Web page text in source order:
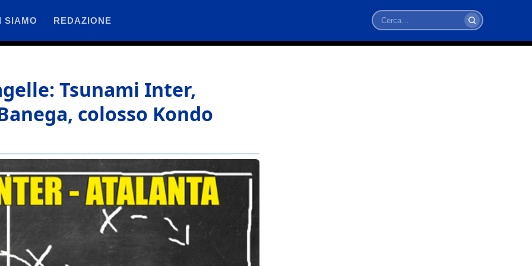
SIAMO REDAZIONE
Cerca
Tsunami Inter,
colosso Kondo